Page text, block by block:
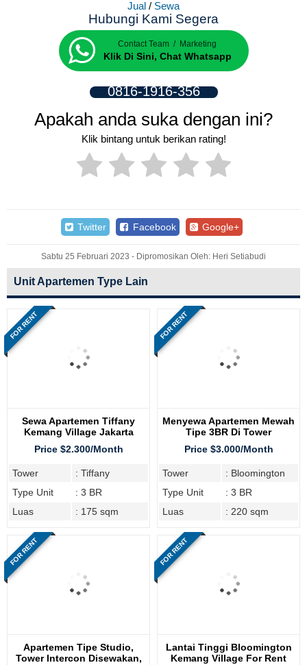
Jual / Sewa
Hubungi Kami Segera
Contact Team / Marketing
Klik Di Sini, Chat Whatsapp
0816-1916-356
Apakah anda suka dengan ini?
Klik bintang untuk berikan rating!
Twitter Facebook Google+
Sabtu 25 Februari 2023 - Dipromosikan Oleh: Heri Setiabudi
Unit Apartemen Type Lain
FOR RENT
Sewa Apartemen Tiffany
Kemang Village Jakarta
Selatan, Tipe 3BR
Price $2.300/Month
Tower
: Tiffany
Type Unit
: 3 BR
Luas
: 175 sqm
FOR RENT
Menyewa Apartemen Mewah
Tipe 3BR Di Tower
Bloomington, Tipe 3BR
Price $3.000/Month
Tower
: Bloomington
Type Unit
: 3 BR
Luas
: 220 sqm
FOR RENT
Apartemen Tipe Studio,
Tower Intercon Disewakan,
FOR RENT
Lantai Tinggi Bloomington
Kemang Village For Rent